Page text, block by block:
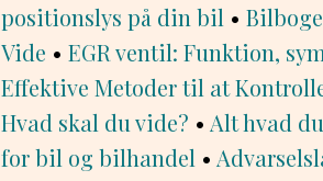
positionslys på din bil •
Vide • EGR ventil: Funktion,
Effektive Metoder til at
Hvad skal du vide? • Alt hvad
for bil og bilhandel •